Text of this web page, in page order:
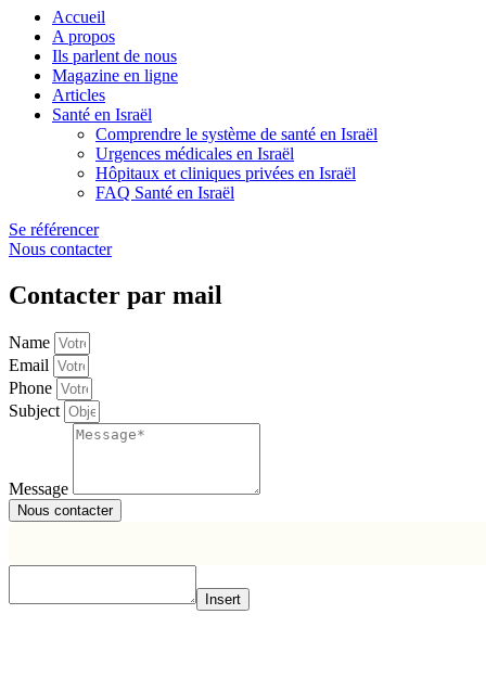
Accueil
A propos
Ils parlent de nous
Magazine en ligne
Articles
Santé en Israël
Comprendre le système de santé en Israël
Urgences médicales en Israël
Hôpitaux et cliniques privées en Israël
FAQ Santé en Israël
Se référencer
Nous contacter
Contacter par mail
Name
Email
Phone
Subject
Message
Nous contacter
Insert